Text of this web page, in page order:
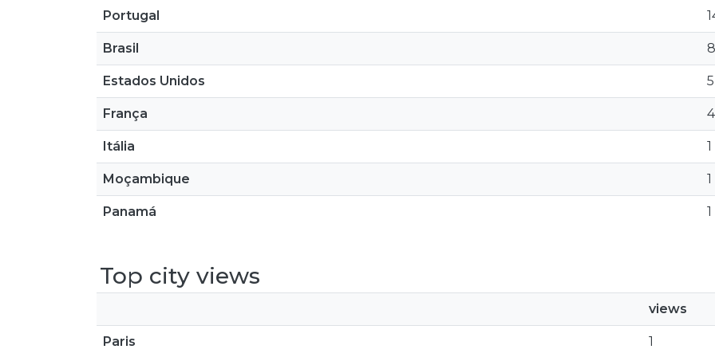
Portugal
Brasil 8
Estados Unidos 5
França 4
Itália 1
Moçambique 1
Panamá 1
Top city views
views
Paris 1